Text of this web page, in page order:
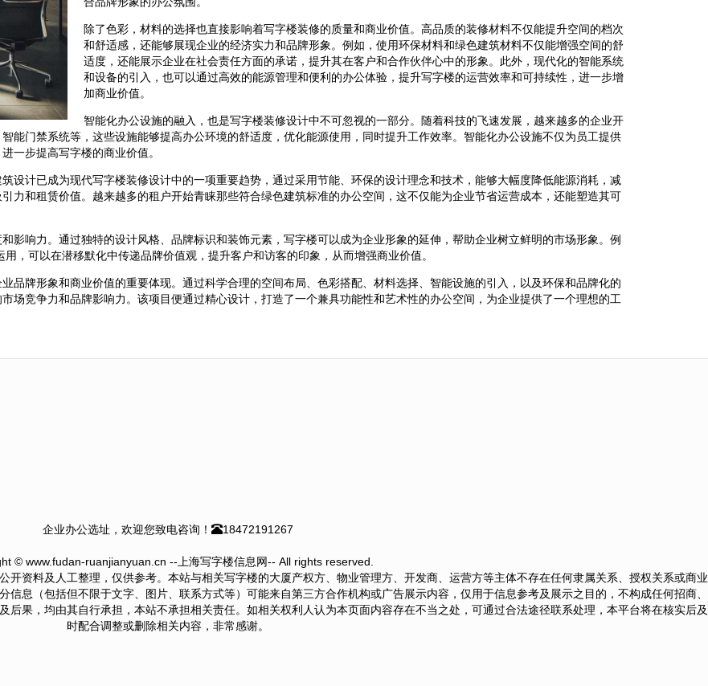
除了色彩，材料的选择也直接影响着写字楼装修的质量和商业价值。高品质的装修材料不仅能提升空间的档次
和舒适感，还能够展现企业的经济实力和品牌形象。例如，使用环保材料和绿色建筑材料不仅能增强空间的舒
适度，还能展示企业在社会责任方面的承诺，提升其在客户和合作伙伴心中的形象。此外，现代化的智能系统
和设备的引入，也可以通过高效的能源管理和便利的办公体验，提升写字楼的运营效率和可持续性，进一步增
加商业价值。
智能化办公设施的融入，也是写字楼装修设计中不可忽视的一部分。随着科技的飞速发展，越来越多的企业开
能门禁系统等，这些设施能够提高办公环境的舒适度，优化能源使用，同时提升工作效率。智能化办公设施不仅为员工提供
一步提高写字楼的商业价值。
设计已成为现代写字楼装修设计中的一项重要趋势，通过采用节能、环保的设计理念和技术，能够大幅度降低能源消耗，减
力和租赁价值。越来越多的租户开始青睐那些符合绿色建筑标准的办公空间，这不仅能为企业节省运营成本，还能塑造其可
影响力。通过独特的设计风格、品牌标识和装饰元素，写字楼可以成为企业形象的延伸，帮助企业树立鲜明的市场形象。例
，可以在潜移默化中传递品牌价值观，提升客户和访客的印象，从而增强商业价值。
品牌形象和商业价值的重要体现。通过科学合理的空间布局、色彩搭配、材料选择、智能设施的引入，以及环保和品牌化的
场竞争力和品牌影响力。该项目便通过精心设计，打造了一个兼具功能性和艺术性的办公空间，为企业提供了一个理想的工
企业办公选址，欢迎您致电咨询！ 18472191267
© www.fudan-ruanjianyuan.cn --上海写字楼信息网-- All rights reserved.
资料及人工整理，仅供参考。本站与相关写字楼的大厦产权方、物业管理方、开发商、运营方等主体不存在任何隶属关系、授权关系或商业
息（包括但不限于文字、图片、联系方式等）可能来自第三方合作机构或广告展示内容，仅用于信息参考及展示之目的，不构成任何招商、
果，均由其自行承担，本站不承担相关责任。如相关权利人认为本页面内容存在不当之处，可通过合法途径联系处理，本平台将在核实后及
时配合调整或删除相关内容，非常感谢。